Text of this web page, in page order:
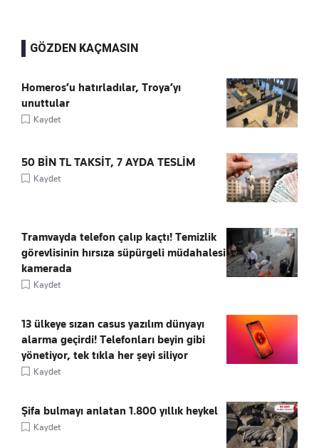
GÖZDEN KAÇMASIN
Homeros’u hatırladılar, Troya’yı
unuttular
Kaydet
50 BİN TL TAKSİT, 7 AYDA TESLİM
Kaydet
Tramvayda telefon çalıp kaçtı! Temizlik
görevlisinin hırsıza süpürgeli müdahalesi
kamerada
Kaydet
13 ülkeye sızan casus yazılım dünyayı
alarma geçirdi! Telefonları beyin gibi
yönetiyor, tek tıkla her şeyi siliyor
Kaydet
Şifa bulmayı anlatan 1.800 yıllık heykel
Kaydet